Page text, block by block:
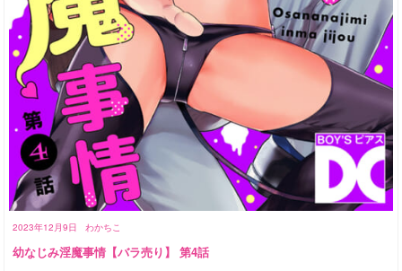
2023年12月9日 わかちこ
幼なじみ淫魔事情【バラ売り】 第4話